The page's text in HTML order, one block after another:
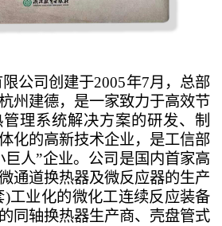
公司创建于2005年7月，总部
州建德，是一家致力于高效节
理系统解决方案的研发、制
化的高新技术企业，是工信部
巨人”企业。公司是国内首家高
通道换热器及微反应器的生产
工业化的微化工连续反应装备
同轴换热器生产商、壳盘管式